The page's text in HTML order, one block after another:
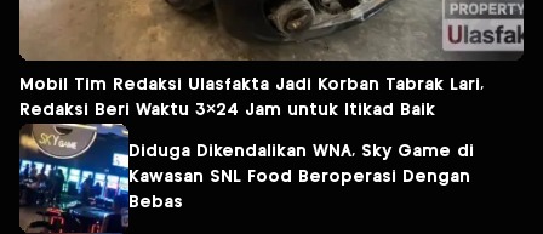
Mobil Tim Redaksi Ulasfakta Jadi Korban Tabrak Lari,
Redaksi Beri Waktu 3×24 Jam untuk Itikad Baik
Diduga Dikendalikan WNA, Sky Game di
Kawasan SNL Food Beroperasi Dengan
Bebas